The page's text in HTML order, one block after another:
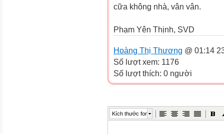
cữa không nhà, vân vân.
Phạm Yên Thịnh, SVD
Hoàng Thị Thương @ 01:14
Số lượt xem: 1176
Số lượt thích: 0 người
Kích thước font